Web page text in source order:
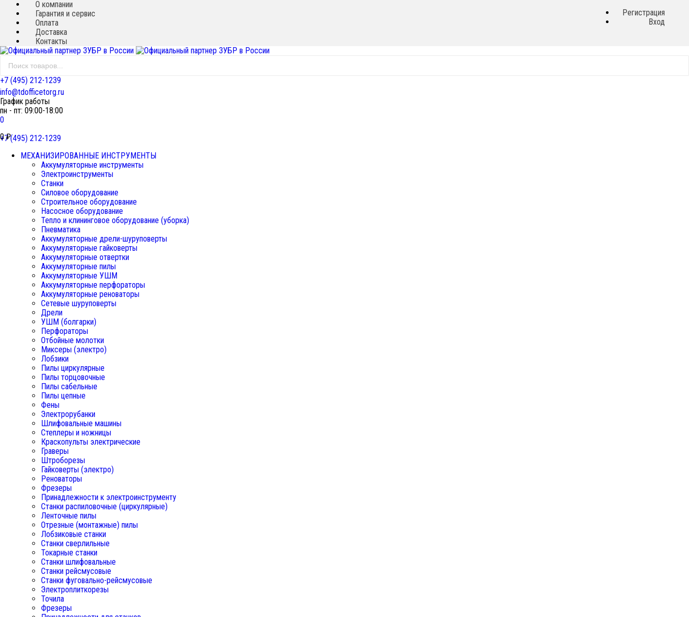
О компании
Гарантия и сервис
Оплата
Доставка
Контакты
Регистрация
Вход
+7 (495) 212-1239
info@tdofficetorg.ru
График работы
пн - пт: 09:00-18:00
0
0₽
+7 (495) 212-1239
МЕХАНИЗИРОВАННЫЕ ИНСТРУМЕНТЫ
Аккумуляторные инструменты
Электроинструменты
Станки
Силовое оборудование
Строительное оборудование
Насосное оборудование
Тепло и клининговое оборудование (уборка)
Пневматика
Аккумуляторные дрели-шуруповерты
Аккумуляторные гайковерты
Аккумуляторные отвертки
Аккумуляторные пилы
Аккумуляторные УШМ
Аккумуляторные перфораторы
Аккумуляторные реноваторы
Сетевые шуруповерты
Дрели
УШМ (болгарки)
Перфораторы
Отбойные молотки
Миксеры (электро)
Лобзики
Пилы циркулярные
Пилы торцовочные
Пилы сабельные
Пилы цепные
Фены
Электрорубанки
Шлифовальные машины
Степлеры и ножницы
Краскопульты электрические
Граверы
Штроборезы
Гайковерты (электро)
Реноваторы
Фрезеры
Принадлежности к электроинструменту
Станки распиловочные (циркулярные)
Ленточные пилы
Отрезные (монтажные) пилы
Лобзиковые станки
Станки сверлильные
Токарные станки
Станки шлифовальные
Станки рейсмусовые
Станки фуговально-рейсмусовые
Электроплиткорезы
Точила
Фрезеры